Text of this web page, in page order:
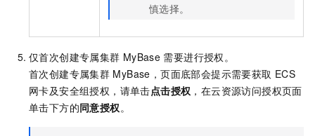
慎选择。
仅首次创建专属集群 MyBase 需要进行授权。
首次创建专属集群 MyBase ，页面底部会提示需要获取 ECS
网卡及安全组授权，请单击点击授权 ，在云资源访问授权页面
单击下方的同意授权。